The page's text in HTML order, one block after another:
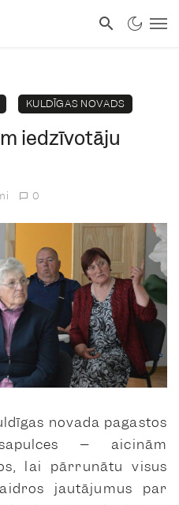
KULDĪGAS NOVADS
iedzīvotāju
0
novada pagastos
– aicinām
lai pārrunātu visus
jautājumus par